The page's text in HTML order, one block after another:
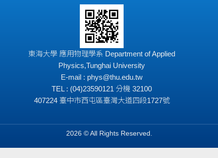
東海大學 應用物理學系 Department of Applied
Physics,Tunghai University
E-mail : phys@thu.edu.tw
TEL : (04)23590121 分機 32100
407224 臺中市西屯區臺灣大道四段1727號
2026 © All Rights Reserved.